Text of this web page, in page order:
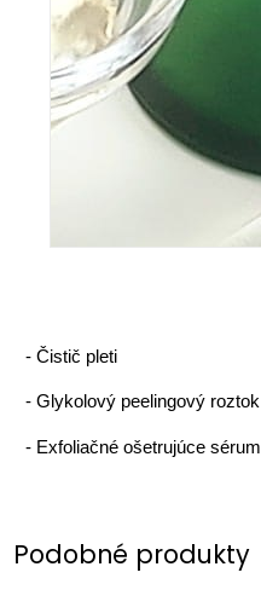
-Čistič pleti
-Glykolový peelingový roztok
- Exfoliačné ošetrujúce sérum
Podobné produkty